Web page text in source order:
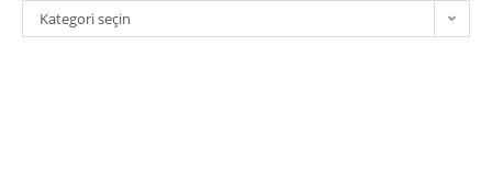
Kategori seçin